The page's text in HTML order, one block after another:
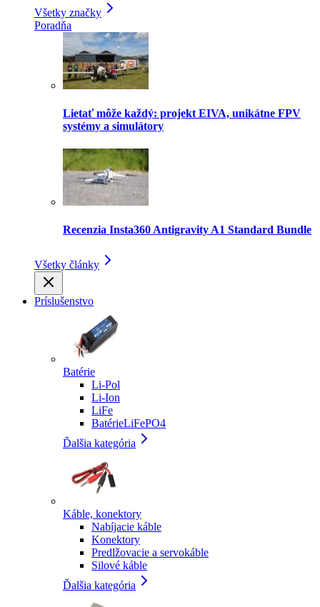
Všetky značky
Poradňa
Lietať môže každý: projekt EIVA, unikátne FPV
systémy a simulátory
Recenzia Insta360 Antigravity A1 Standard Bundle
Všetky články
Príslušenstvo
Batérie
Li-Pol
Li-Ion
LiFe
BatérieLiFePO4
Ďalšia kategória
Káble, konektory
Nabíjacie káble
Konektory
Predlžovacie a servokáble
Silové káble
Ďalšia kategória